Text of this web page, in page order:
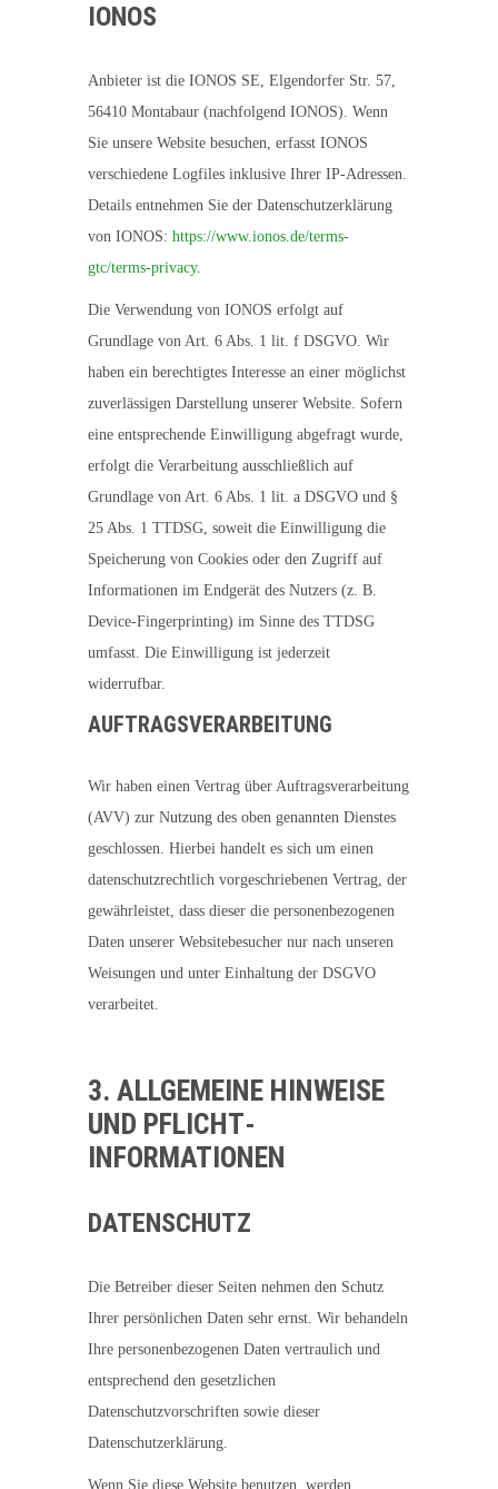
IONOS
Anbieter ist die IONOS SE, Elgendorfer Str. 57,
56410 Montabaur (nachfolgend IONOS). Wenn
Sie unsere Website besuchen, erfasst IONOS
verschiedene Logfiles inklusive Ihrer IP-Adressen.
Details entnehmen Sie der Datenschutzerklärung
von IONOS: https://www.ionos.de/terms-
gtc/terms-privacy.
Die Verwendung von IONOS erfolgt auf
Grundlage von Art. 6 Abs. 1 lit. f DSGVO. Wir
haben ein berechtigtes Interesse an einer möglichst
zuverlässigen Darstellung unserer Website. Sofern
eine entsprechende Einwilligung abgefragt wurde,
erfolgt die Verarbeitung ausschließlich auf
Grundlage von Art. 6 Abs. 1 lit. a DSGVO und §
25 Abs. 1 TTDSG, soweit die Einwilligung die
Speicherung von Cookies oder den Zugriff auf
Informationen im Endgerät des Nutzers (z. B.
Device-Fingerprinting) im Sinne des TTDSG
umfasst. Die Einwilligung ist jederzeit
widerrufbar.
AUFTRAGSVERARBEITUNG
Wir haben einen Vertrag über Auftragsverarbeitung
(AVV) zur Nutzung des oben genannten Dienstes
geschlossen. Hierbei handelt es sich um einen
datenschutzrechtlich vorgeschriebenen Vertrag, der
gewährleistet, dass dieser die personenbezogenen
Daten unserer Websitebesucher nur nach unseren
Weisungen und unter Einhaltung der DSGVO
verarbeitet.
3. ALLGEMEINE HINWEISE
UND PFLICHT­
INFORMATIONEN
DATENSCHUTZ
Die Betreiber dieser Seiten nehmen den Schutz
Ihrer persönlichen Daten sehr ernst. Wir behandeln
Ihre personenbezogenen Daten vertraulich und
entsprechend den gesetzlichen
Datenschutzvorschriften sowie dieser
Datenschutzerklärung.
Wenn Sie diese Website benutzen, werden